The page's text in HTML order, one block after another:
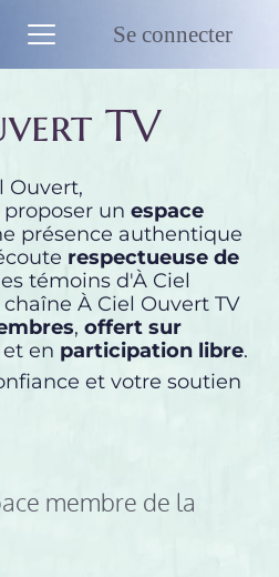
Se connecter
TV
Ouvert,
un espace
présence authentique
respectueuse de
témoins d'À Ciel
À Ciel Ouvert TV
, offert sur
en participation libre.
et votre soutien
membre de la